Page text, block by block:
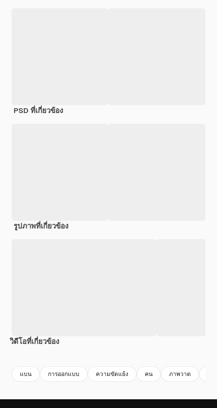
PSD ที่เกี่ยวข้อง
รูปภาพที่เกี่ยวข้อง
วิดีโอที่เกี่ยวข้อง
แบน การออกแบบ ความขัดแย้ง คน ภาพวาด